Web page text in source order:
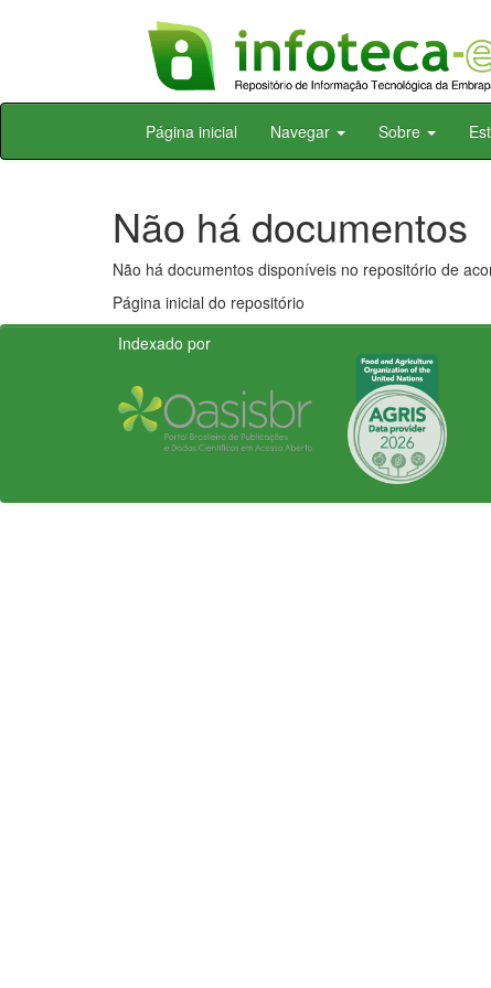
Skip
Página inicial Navegar Sobre
Não há documentos
Não há documentos disponíveis no repositório de
Página inicial do repositório
Indexado por